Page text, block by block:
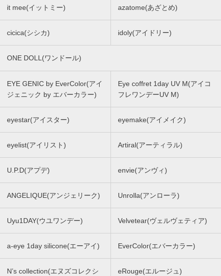
it mee(イットミー) azatome(あざとめ)
cicica(シシカ) idoly(アイドリー)
ONE DOLL(ワンドール)
EYE GENIC by EverColor(アイ
ジェニック by エバーカラー)
Eye coffret 1day UV M(アイコ
フレワンデーUV M)
eyestar(アイスター) eyemake(アイメイク)
eyelist(アイリスト) Artiral(アーティラル)
U.P.D(アプデ) envie(アンヴィ)
ANGELIQUE(アンジェリーク) Unrolla(アンローラ)
Uyu1DAY(ウユワンデー) Velvetear(ヴェルヴェティア)
a-eye 1day silicone(エーアイ) EverColor(エバーカラー)
N’s collection(エヌズコレクシ
eRouge(エルージュ)